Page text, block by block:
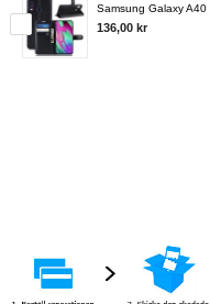
Samsung Galaxy
136,00 kr